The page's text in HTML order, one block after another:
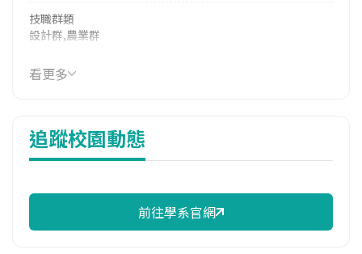
技職群類
設計群,農業群
114年學費
16,830 元/學期
10,510 元/學期
114年註冊率
113學年度上學期
看更多
追蹤校園動態
前往學系官網